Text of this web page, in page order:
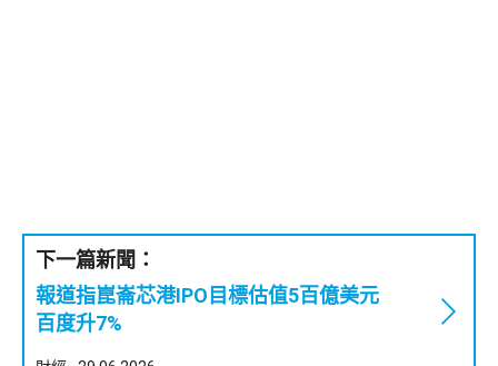
下一篇新聞：
報道指崑崙芯港IPO目標估值5百億美元
百度升7%